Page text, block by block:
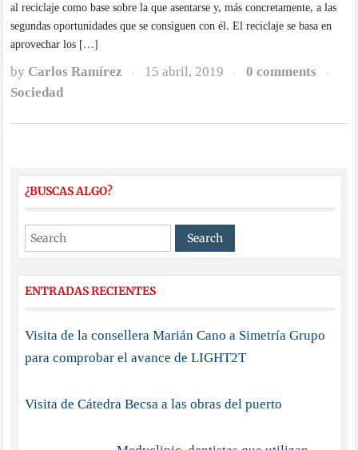
al reciclaje como base sobre la que asentarse y, más concretamente, a las
segundas oportunidades que se consiguen con él. El reciclaje se basa en
aprovechar los […]
by Carlos Ramírez · 15 abril, 2019 · 0 comments ·
Sociedad
¿BUSCAS ALGO?
ENTRADAS RECIENTES
Visita de la consellera Marián Cano a Simetría Grupo
para comprobar el avance de LIGHT2T
Visita de Cátedra Becsa a las obras del puerto